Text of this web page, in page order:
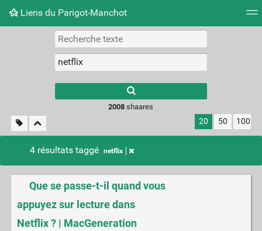
Liens du Parigot-Manchot
Nuage de tags Mur d'images
2008 shaares
20 50 100
4 résultats taggé netflix
Que se passe-t-il quand vous
appuyez sur lecture dans
Netflix ? | MacGeneration